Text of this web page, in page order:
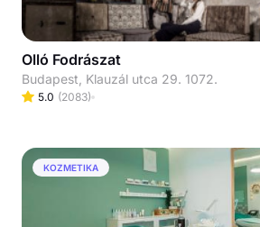
Olló Fodrászat
Budapest, Klauzál utca 29. 1072.
5.0 (2083)
KOZMETIKA